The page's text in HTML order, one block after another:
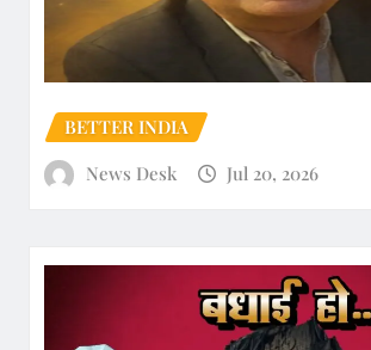
BETTER INDIA
News Desk
Jul 20, 2026